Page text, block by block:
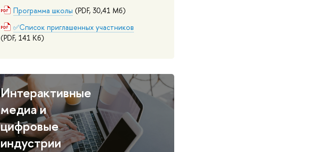
Программа школы (PDF, 30,41 Мб)
✅Список приглашенных участников
(PDF, 141 Кб)
Интерактивные
медиа и
цифровые
индустрии